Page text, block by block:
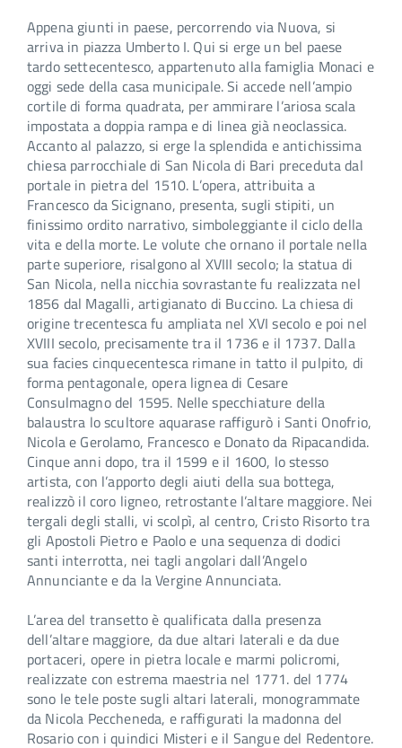
Appena giunti in paese, percorrendo via Nuova, si
arriva in piazza Umberto I. Qui si erge un bel paese
tardo settecentesco, appartenuto alla famiglia Monaci e
oggi sede della casa municipale. Si accede nell’ampio
cortile di forma quadrata, per ammirare l’ariosa scala
impostata a doppia rampa e di linea già neoclassica.
Accanto al palazzo, si erge la splendida e antichissima
chiesa parrocchiale di San Nicola di Bari preceduta dal
portale in pietra del 1510. L’opera, attribuita a
Francesco da Sicignano, presenta, sugli stipiti, un
finissimo ordito narrativo, simboleggiante il ciclo della
vita e della morte. Le volute che ornano il portale nella
parte superiore, risalgono al XVIII secolo; la statua di
San Nicola, nella nicchia sovrastante fu realizzata nel
1856 dal Magalli, artigianato di Buccino. La chiesa di
origine trecentesca fu ampliata nel XVI secolo e poi nel
XVIII secolo, precisamente tra il 1736 e il 1737. Dalla
sua facies cinquecentesca rimane in tatto il pulpito, di
forma pentagonale, opera lignea di Cesare
Consulmagno del 1595. Nelle specchiature della
balaustra lo scultore aquarase raffigurò i Santi Onofrio,
Nicola e Gerolamo, Francesco e Donato da Ripacandida.
Cinque anni dopo, tra il 1599 e il 1600, lo stesso
artista, con l’apporto degli aiuti della sua bottega,
realizzò il coro ligneo, retrostante l’altare maggiore. Nei
tergali degli stalli, vi scolpì, al centro, Cristo Risorto tra
gli Apostoli Pietro e Paolo e una sequenza di dodici
santi interrotta, nei tagli angolari dall’Angelo
Annunciante e da la Vergine Annunciata.
L’area del transetto è qualificata dalla presenza
dell’altare maggiore, da due altari laterali e da due
portaceri, opere in pietra locale e marmi policromi,
realizzate con estrema maestria nel 1771. del 1774
sono le tele poste sugli altari laterali, monogrammate
da Nicola Peccheneda, e raffigurati la madonna del
Rosario con i quindici Misteri e il Sangue del Redentore.